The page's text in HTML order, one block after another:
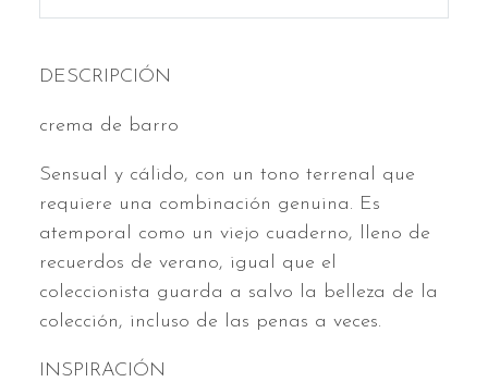
DESCRIPCIÓN
crema de barro
Sensual y cálido, con un tono terrenal que
requiere una combinación genuina. Es
atemporal como un viejo cuaderno, lleno de
recuerdos de verano, igual que el
coleccionista guarda a salvo la belleza de la
colección, incluso de las penas a veces.
INSPIRACIÓN